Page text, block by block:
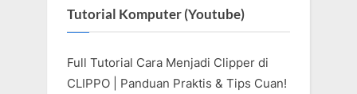
Tutorial Komputer (Youtube)
Full Tutorial Cara Menjadi Clipper di
CLIPPO | Panduan Praktis & Tips Cuan!